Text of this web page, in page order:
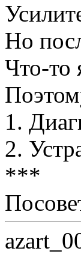
Но
Что-то
1.
2.
***